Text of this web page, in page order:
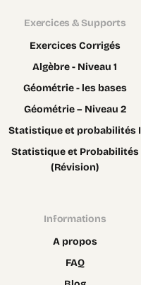
Exercices & Supports
Exercices Corrigés
Algèbre - Niveau 1
Géométrie - les bases
Géométrie – Niveau 2
Statistique et probabilités I
Statistique et Probabilités
(Révision)
Informations
A propos
FAQ